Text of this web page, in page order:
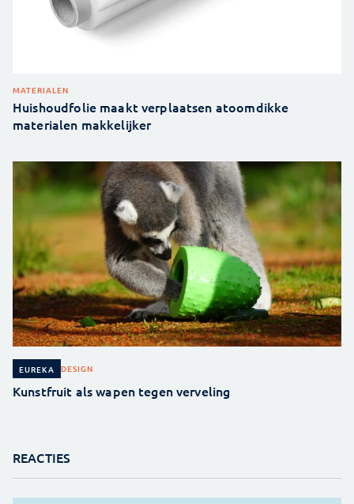
MATERIALEN
Huishoudfolie maakt verplaatsen atoomdikke
materialen makkelijker
EUREKA DESIGN
Kunstfruit als wapen tegen verveling
REACTIES